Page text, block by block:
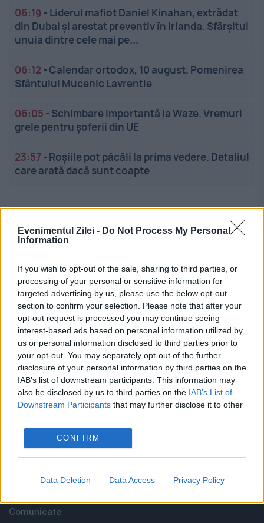
Evenimentul Zilei - Do Not Process My Personal
Information
If you wish to opt-out of the sale, sharing to third parties, or
processing of your personal or sensitive information for
targeted advertising by us, please use the below opt-out
section to confirm your selection. Please note that after your
opt-out request is processed you may continue seeing
interest-based ads based on personal information utilized by
us or personal information disclosed to third parties prior to
your opt-out. You may separately opt-out of the further
disclosure of your personal information by third parties on the
IAB’s list of downstream participants. This information may
also be disclosed by us to third parties on the IAB’s List of
Downstream Participants that may further disclose it to other
CONFIRM
Data Deletion Data Access Privacy Policy
06:19 - Liderul mafiot Daniel Kinahan, extrădat
din Dubai și arestat preventiv în Irlanda. Sfârșitul
unuia dintre cele mai pe...
06:12 -Calendar ortodox, 10 august. Pomenirea
Sfântului Mucenic Lavrentie
06:05 - Schimbare importantă la Waze. Vremuri
grele pentru șoferii din UE
23:57 - Roșiile pot păcăli la prima vedere. Detaliul
care arată dacă sunt coapte
Cel mai bun portal de stiri!
Evenimentul Zilei este o publicație multimedia, dedicată
celor care apreciază știrile corecte, obiective și
relevante din toate domeniile de activitate
Linkuri utile
Utile
Comunicate